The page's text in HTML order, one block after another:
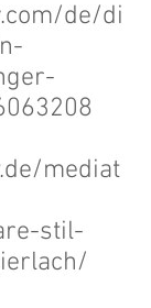
de/di
mediat
stil-